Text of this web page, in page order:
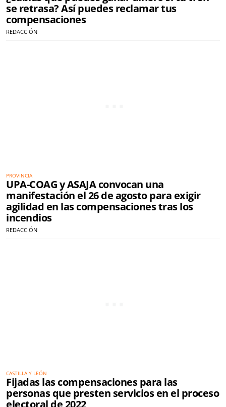
se retrasa? Así puedes reclamar tus
compensaciones
REDACCIÓN
PROVINCIA
UPA-COAG y ASAJA convocan una
manifestación el 26 de agosto para exigir
agilidad en las compensaciones tras los
incendios
REDACCIÓN
CASTILLA Y LEÓN
Fijadas las compensaciones para las
personas que presten servicios en el proceso
electoral de 2022